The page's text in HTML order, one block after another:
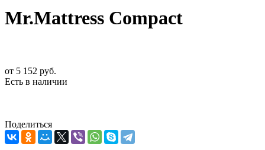
Mr.Mattress Compact
от 5 152 руб.
Есть в наличии
Поделиться